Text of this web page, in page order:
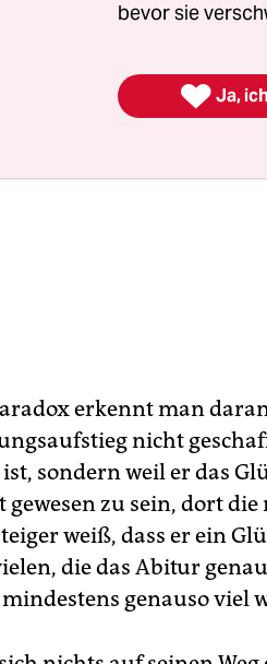
erkennt man
nicht
sondern weil er das
zu sein, dort
weiß, dass er ein
die das Abitur
genauso viel
bevor sie
 Ja,